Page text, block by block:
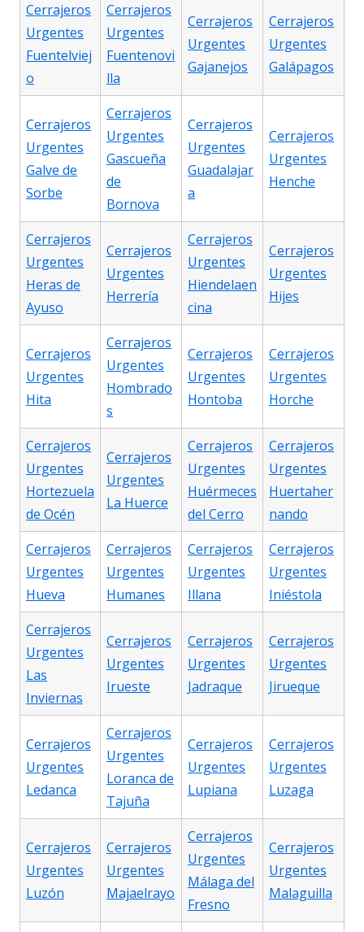
Cerrajeros
Urgentes
Fuentelviej
o
Cerrajeros
Urgentes
Fuentenovi
lla
Cerrajeros
Urgentes
Gajanejos
Cerrajeros
Urgentes
Galápagos
Cerrajeros
Urgentes
Galve de
Sorbe
Cerrajeros
Urgentes
Gascueña
de
Bornova
Cerrajeros
Urgentes
Guadalajar
a
Cerrajeros
Urgentes
Henche
Cerrajeros
Urgentes
Heras de
Ayuso
Cerrajeros
Urgentes
Herrería
Cerrajeros
Urgentes
Hiendelaen
cina
Cerrajeros
Urgentes
Hijes
Cerrajeros
Urgentes
Hita
Cerrajeros
Urgentes
Hombrado
s
Cerrajeros
Urgentes
Hontoba
Cerrajeros
Urgentes
Horche
Cerrajeros
Urgentes
Hortezuela
de Océn
Cerrajeros
Urgentes
La Huerce
Cerrajeros
Urgentes
Huérmeces
del Cerro
Cerrajeros
Urgentes
Huertaher
nando
Cerrajeros
Urgentes
Hueva
Cerrajeros
Urgentes
Humanes
Cerrajeros
Urgentes
Illana
Cerrajeros
Urgentes
Iniéstola
Cerrajeros
Urgentes
Las
Inviernas
Cerrajeros
Urgentes
Irueste
Cerrajeros
Urgentes
Jadraque
Cerrajeros
Urgentes
Jirueque
Cerrajeros
Urgentes
Ledanca
Cerrajeros
Urgentes
Loranca de
Tajuña
Cerrajeros
Urgentes
Lupiana
Cerrajeros
Urgentes
Luzaga
Cerrajeros
Urgentes
Luzón
Cerrajeros
Urgentes
Majaelrayo
Cerrajeros
Urgentes
Málaga del
Fresno
Cerrajeros
Urgentes
Malaguilla